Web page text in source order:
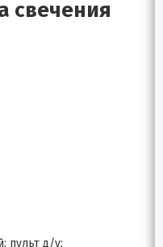
свечения
пульт д/у;